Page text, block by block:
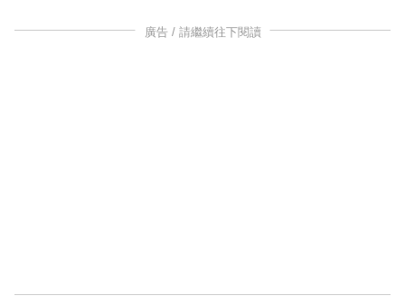
廣告 / 請繼續往下閱讀